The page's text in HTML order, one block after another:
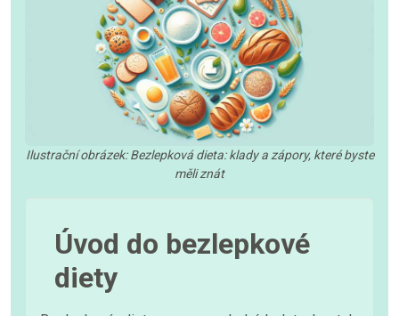
Ilustrační obrázek: Bezlepková dieta: klady a zápory, které byste
měli znát
Úvod do bezlepkové
diety